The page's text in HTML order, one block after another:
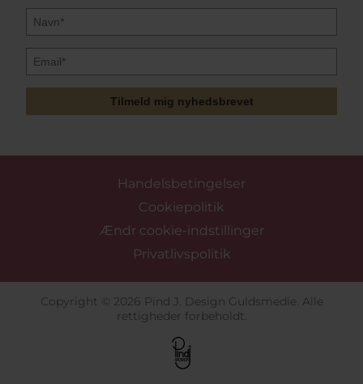
Tilmeld mig nyhedsbrevet
Handelsbetingelser
Cookiepolitik
Ændr cookie-indstillinger
Privatlivspolitik
Copyright © 2026 Pind J. Design Guldsmedie. Alle
rettigheder forbeholdt.